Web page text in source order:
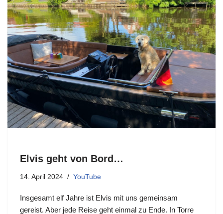
Elvis geht von Bord…
14. April 2024 YouTube
Insgesamt elf Jahre ist Elvis mit uns gemeinsam
gereist. Aber jede Reise geht einmal zu Ende. In Torre